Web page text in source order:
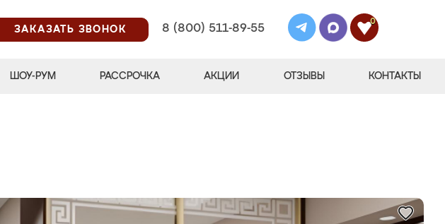
ЗАКАЗАТЬ ЗВОНОК
8 (800) 511-89-55
0
ШОУ-РУМ РАССРОЧКА АКЦИИ ОТЗЫВЫ КОНТАКТЫ